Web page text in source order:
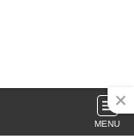
MENU